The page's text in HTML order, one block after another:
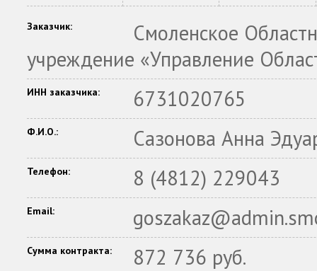
Заказчик:
Смоленское
учреждение «Управление
ИНН заказчика: 6731020765
Ф.И.О.: Сазонова Анна
Телефон: 8 (4812) 229043
Email:
Сумма контракта: 872 736 руб.